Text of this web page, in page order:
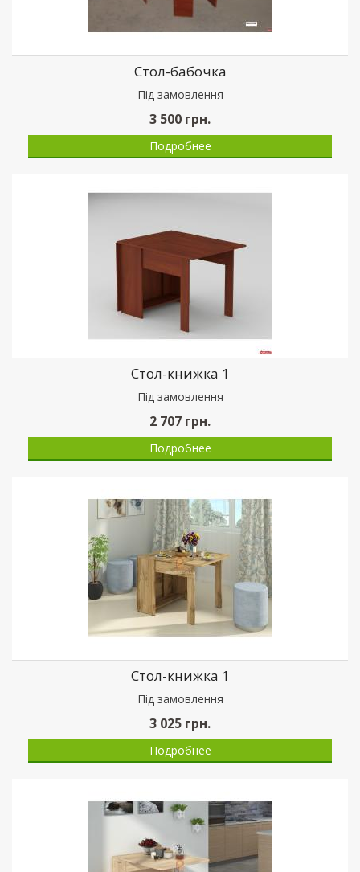
Стол-бабочка
Пiд замовлення
3 500 грн.
Подробнее
Стол-книжка 1
Пiд замовлення
2 707 грн.
Подробнее
Стол-книжка 1
Пiд замовлення
3 025 грн.
Подробнее